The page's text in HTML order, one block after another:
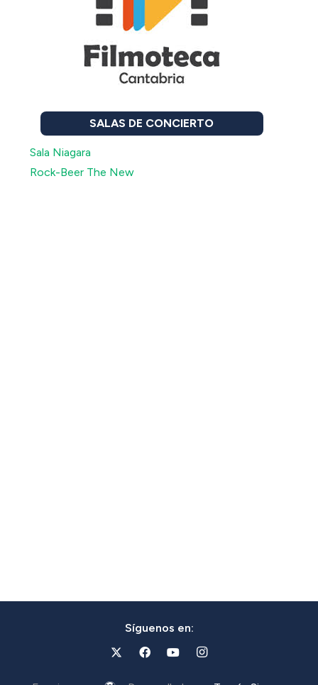
SALAS DE CONCIERTO
Sala Niagara
Rock-Beer The New
Síguenos en: